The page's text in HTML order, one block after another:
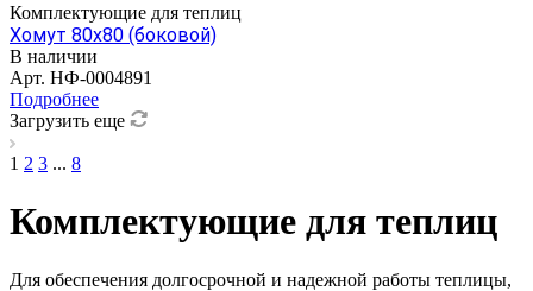
Комплектующие для теплиц
Хомут 80х80 (боковой)
В наличии
Арт. НФ-0004891
Подробнее
Загрузить еще
1 2 3 ... 8
Комплектующие для теплиц
Для обеспечения долгосрочной и надежной работы теплицы,